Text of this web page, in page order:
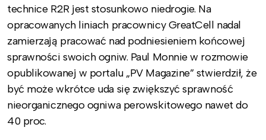
technice R2R jest stosunkowo niedrogie. Na
opracowanych liniach pracownicy GreatCell nadal
zamierzają pracować nad podniesieniem końcowej
sprawności swoich ogniw. Paul Monnie w rozmowie
opublikowanej w portalu „PV Magazine” stwierdził, że
być może wkrótce uda się zwiększyć sprawność
nieorganicznego ogniwa perowskitowego nawet do
40 proc.